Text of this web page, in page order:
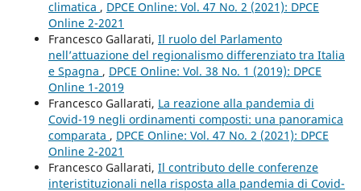
climatica , DPCE Online: Vol. 47 No. 2 (2021): DPCE
Online 2-2021
Francesco Gallarati, Il ruolo del Parlamento
nell’attuazione del regionalismo differenziato tra Italia
e Spagna , DPCE Online: Vol. 38 No. 1 (2019): DPCE
Online 1-2019
Francesco Gallarati, La reazione alla pandemia di
Covid-19 negli ordinamenti composti: una panoramica
comparata , DPCE Online: Vol. 47 No. 2 (2021): DPCE
Online 2-2021
Francesco Gallarati, Il contributo delle conferenze
interistituzionali nella risposta alla pandemia di Covid-